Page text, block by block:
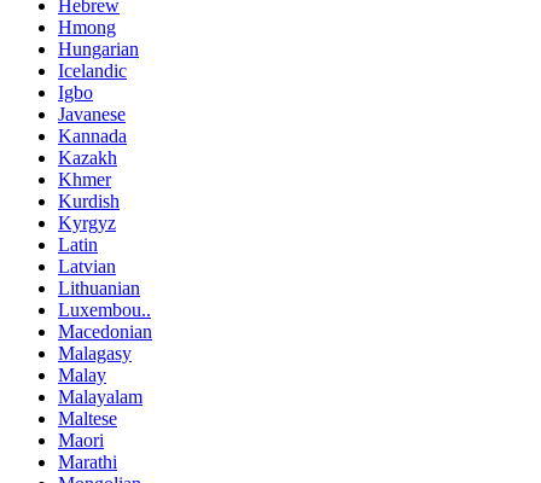
Hebrew
Hmong
Hungarian
Icelandic
Igbo
Javanese
Kannada
Kazakh
Khmer
Kurdish
Kyrgyz
Latin
Latvian
Lithuanian
Luxembou..
Macedonian
Malagasy
Malay
Malayalam
Maltese
Maori
Marathi